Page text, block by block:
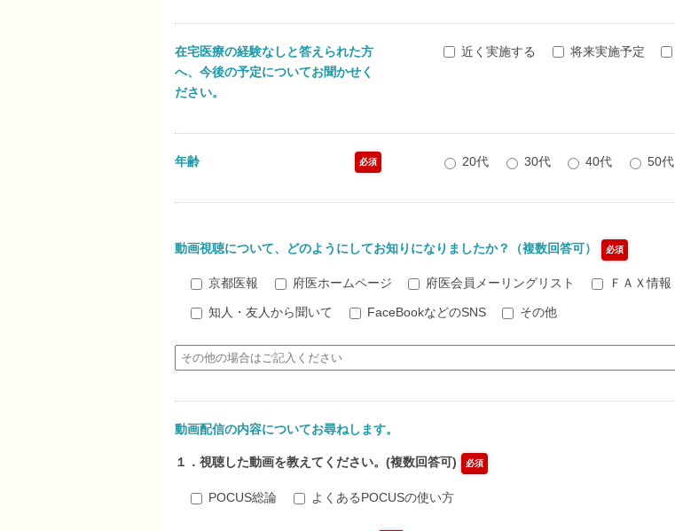
在宅医療の経験なしと答えられた方
へ、今後の予定についてお聞かせく
ださい。
近く実施する 将来実施予定
年齢 必須 20代 30代 40代 50代
動画視聴について、どのようにしてお知りになりましたか？（複数回答可） 必須
京都医報 府医ホームページ 府医会員メーリングリスト ＦＡＸ情報
知人・友人から聞いて FaceBookなどのSNS その他
動画配信の内容についてお尋ねします。
１．視聴した動画を教えてください。(複数回答可) 必須
POCUS総論 よくあるPOCUSの使い方